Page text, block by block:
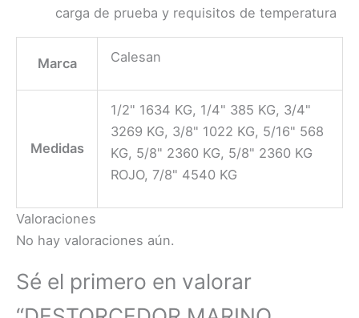
carga de prueba y requisitos de temperatura
Marca Calesan
Medidas
1/2" 1634 KG, 1/4" 385 KG, 3/4"
3269 KG, 3/8" 1022 KG, 5/16" 568
KG, 5/8" 2360 KG, 5/8" 2360 KG
ROJO, 7/8" 4540 KG
Valoraciones
No hay valoraciones aún.
Sé el primero en valorar